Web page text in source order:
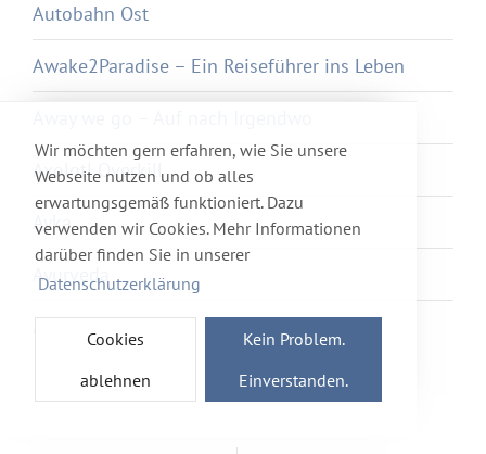
Wir möchten gern erfahren, wie Sie unsere
Webseite nutzen und ob alles
erwartungsgemäß funktioniert. Dazu
verwenden wir Cookies. Mehr Informationen
darüber finden Sie in unserer
Datenschutzerklärung
Cookies
ablehnen
Kein Problem.
Einverstanden.
Autobahn Ost
Awake2Paradise – Ein Reiseführer ins Leben
Axolotl Overkill
Ayka
Ayurveda
Azur et Asmar